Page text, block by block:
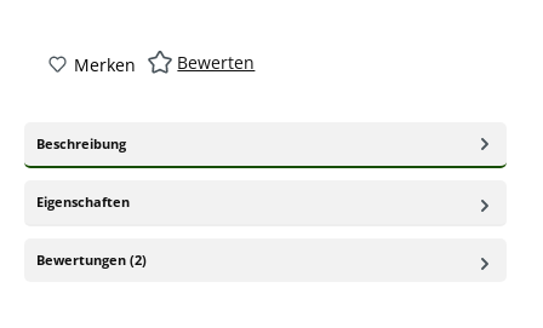
Merken Bewerten
Beschreibung
Eigenschaften
Bewertungen (2)